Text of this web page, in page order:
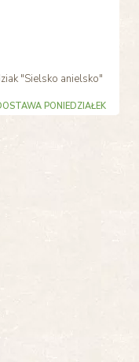
"Sielsko anielsko"
PONIEDZIAŁEK